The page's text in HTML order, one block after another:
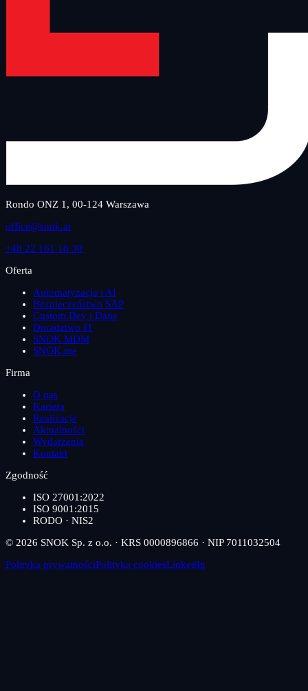
Rondo ONZ 1, 00-124 Warszawa
office@snok.ai
+48 22 161 18 30
Oferta
Automatyzacja i AI
Bezpieczeństwo SAP
Custom Dev i Dane
Doradztwo IT
SNOK MDM
SNOK.me
Firma
O nas
Kariera
Realizacje
Aktualności
Wydarzenia
Kontakt
Zgodność
ISO 27001:2022
ISO 9001:2015
RODO · NIS2
© 2026 SNOK Sp. z o.o. · KRS 0000896866 · NIP 7011032504
Polityka prywatnościPolityka cookiesLinkedIn